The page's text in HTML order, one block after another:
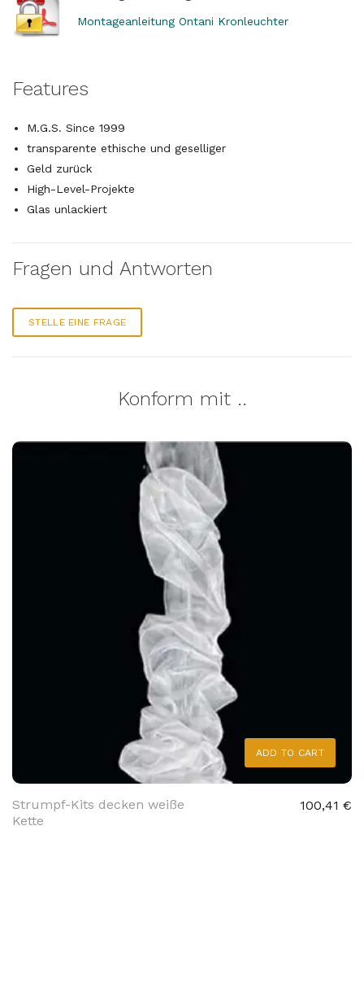
Montageanleitung Ontani Kronleuchter
Features
M.G.S. Since 1999
transparente ethische und geselliger
Geld zurück
High-Level-Projekte
Glas unlackiert
Fragen und Antworten
STELLE EINE FRAGE
Konform mit ..
ADD TO CART
Strumpf-Kits decken weiße
Kette
100,41 €